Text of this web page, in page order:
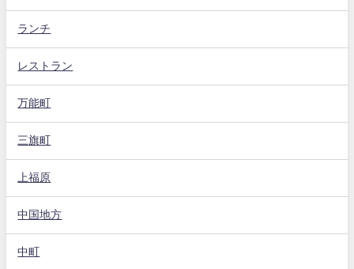
ランチ
レストラン
万能町
三旗町
上福原
中国地方
中町